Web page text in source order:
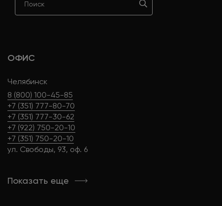
ОФИС
Челябинск
8 (800) 100-45-85
+7 (351) 777-80-70
+7 (351) 777-30-62
+7 (922) 750-20-10
+7 (351) 750-20-10
ул. Свободы, 93, оф. 6
Показать еще